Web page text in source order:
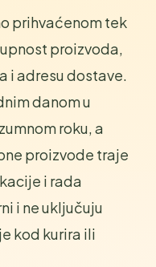
prihvaćenom tek
proizvoda,
i adresu dostave.
danom u
roku, a
proizvode traje
i rada
i ne uključuju
kod kurira ili